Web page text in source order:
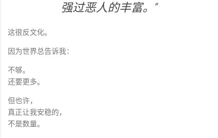
强过恶人的丰富。”
这很反文化。
因为世界总告诉我：
不够。
还要更多。
但也许，
真正让我安稳的，
不是数量。